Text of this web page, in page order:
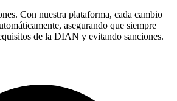
Con nuestra plataforma, cada cambio
asegurando que siempre
de la DIAN y evitando sanciones.